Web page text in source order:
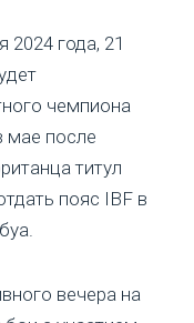
2024 года, 21
чемпиона
мае после
титул
пояс IBF в
вечера на